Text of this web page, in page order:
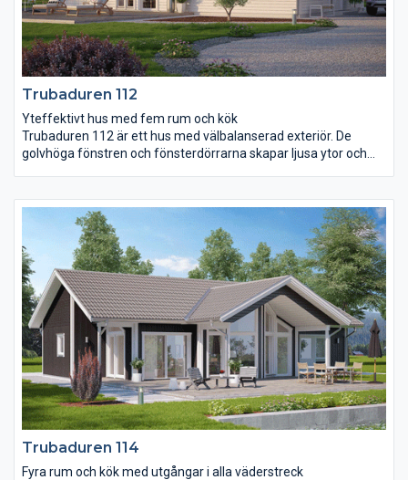
Trubaduren 112
Yteffektivt hus med fem rum och kök
Trubaduren 112 är ett hus med välbalanserad exteriör. De
golvhöga fönstren och fönsterdörrarna skapar ljusa ytor och
upp av kyl och frys som också bildar en användbar vägg att till
exempel placera braskaminen mot. I anslutning till
vardagsrummet finns ett separat allrum som är perfekt att
utnyttja när man behöver dra sig undan från kökets stök och
bök. Trubaduren 112 har även tre fina sovrum där
föräldrasovrummet är utrustat med en lyxig
skjutdörrsgarderob som standard.
Trubaduren 114
Fyra rum och kök med utgångar i alla väderstreck